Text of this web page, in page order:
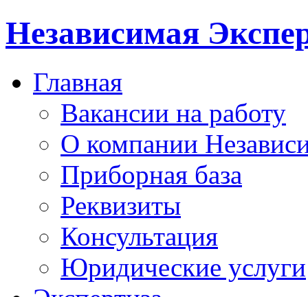
Независимая
Главная
Вакансии на работу
О компании
Приборная база
Реквизиты
Консультация
Юридические услуги